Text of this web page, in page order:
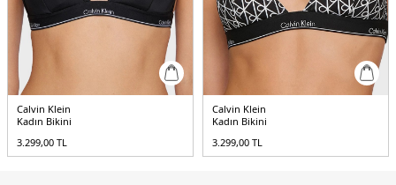
Calvin Klein
Kadın Bikini
3.299,00 TL
Calvin Klein
Kadın Bikini
3.299,00 TL